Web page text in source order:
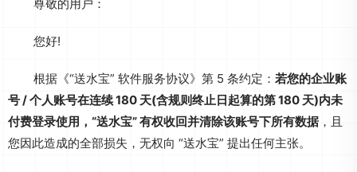
尊敬的用户：
您好!
根据《“送水宝” 软件服务协议》第 5 条约定： 若您的企业账
号 / 个人账号在连续 180 天(含规则终止日起算的第 180 天)内未
付费登录使用，“送水宝” 有权收回并清除该账号下所有数据 ，且
您因此造成的全部损失，无权向 “送水宝” 提出任何主张。